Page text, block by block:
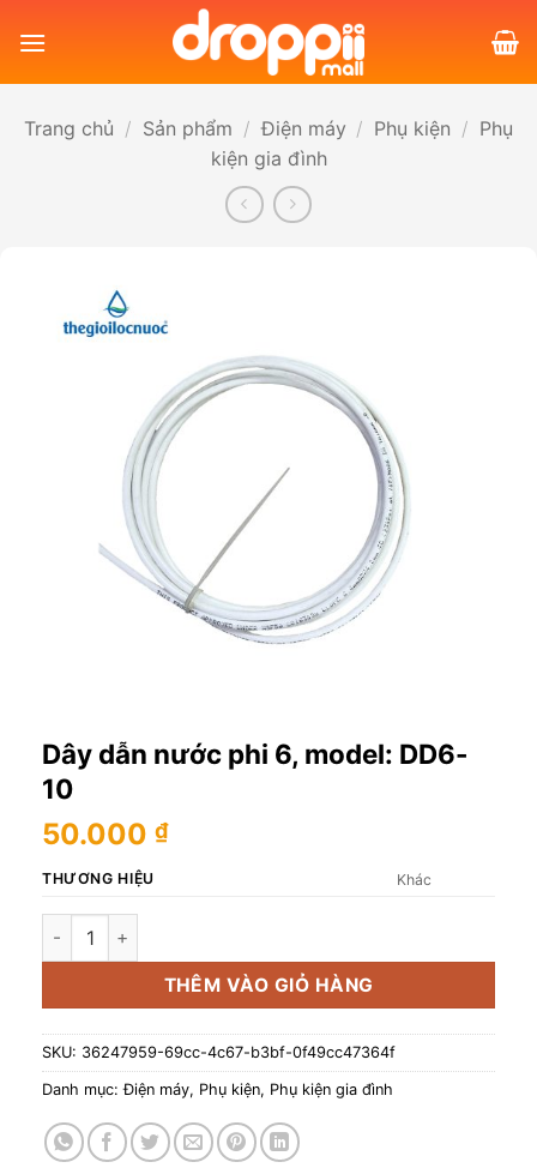
qua
Trang chủ / Sản phẩm / Điện máy / Phụ kiện / Phụ
kiện gia đình
Dây dẫn nước phi 6, model: DD6-
10
50.000 ₫
THƯƠNG HIỆU Khác
Dây dẫn nước phi 6, model: DD6-10 số lượng
THÊM VÀO GIỎ HÀNG
SKU: 36247959-69cc-4c67-b3bf-0f49cc47364f
Danh mục:Điện máy, Phụ kiện, Phụ kiện gia đình